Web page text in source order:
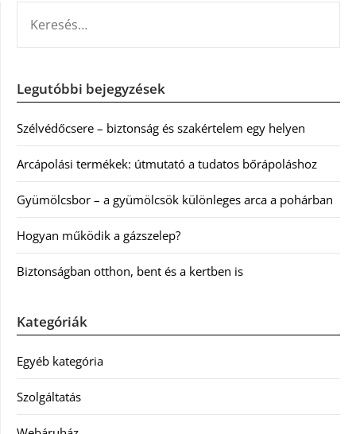
Legutóbbi bejegyzések
Szélvédőcsere – biztonság és szakértelem egy helyen
Arcápolási termékek: útmutató a tudatos bőrápoláshoz
Gyümölcsbor – a gyümölcsök különleges arca a pohárban
Hogyan működik a gázszelep?
Biztonságban otthon, bent és a kertben is
Kategóriák
Egyéb kategória
Szolgáltatás